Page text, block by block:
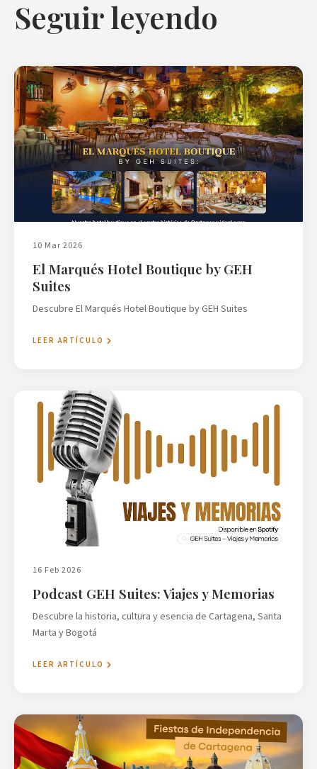
Seguir leyendo
10 Mar 2026
El Marqués Hotel Boutique by GEH
Suites
Descubre El Marqués Hotel Boutique by GEH Suites
LEER ARTÍCULO
16 Feb 2026
Podcast GEH Suites: Viajes y Memorias
Descubre la historia, cultura y esencia de Cartagena, Santa
Marta y Bogotá
LEER ARTÍCULO